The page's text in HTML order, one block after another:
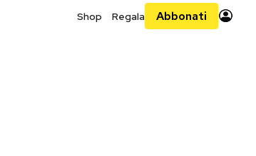
Shop Regala Abbonati